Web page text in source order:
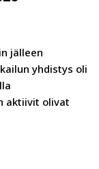
jälleen
yhdistys oli
aktiivit olivat